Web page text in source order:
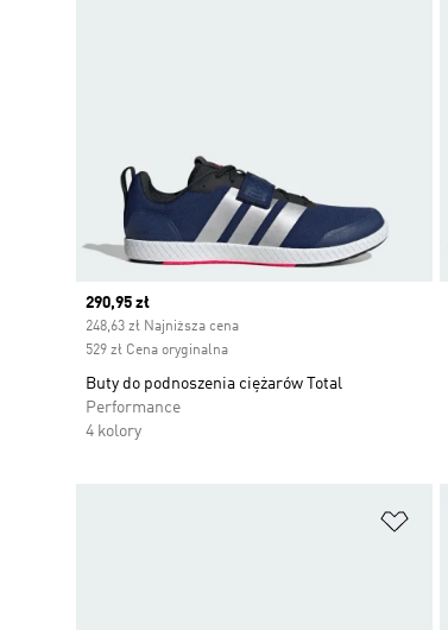
Current price
290,95 zł
248,63 zł Najniższa cena
529 zł Cena oryginalna
Buty do podnoszenia ciężarów Total
Performance
4 kolory